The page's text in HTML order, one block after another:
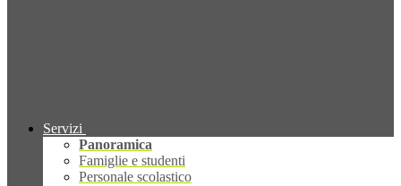
Servizi
Panoramica
Famiglie e studenti
Personale scolastico